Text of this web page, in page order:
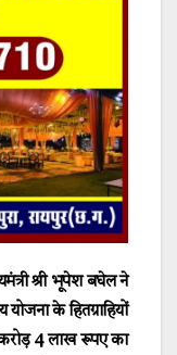
श्री भूपेश बघेल ने
योजना के हितग्राहियों
4 लाख रूपए का